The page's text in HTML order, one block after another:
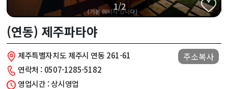
제
주
파
타
1/2
(연동) 제주파타야
제주특별자치도 제주시 연동 261-61 주소복사
연락처 : 0507-1285-5182
영업시간 : 상시영업